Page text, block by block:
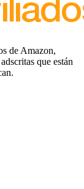
de Amazon,
que están